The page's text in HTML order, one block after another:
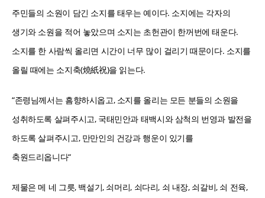
주민들의 소원이 담긴 소지를 태우는 예이다. 소지에는 각자의
생기와 소원을 적어 놓았으며 소지는 초헌관이 한꺼번에 태운다.
소지를 한 사람씩 올리면 시간이 너무 많이 걸리기 때문이다. 소지를
올릴 때에는 소지축(燒紙祝)을 읽는다.
“존령님께서는 흠향하시옵고, 소지를 올리는 모든 분들의 소원을
성취하도록 살펴주시고, 국태민안과 태백시와 삼척의 번영과 발전을
하도록 살펴주시고, 만만인의 건강과 행운이 있기를
축원드리옵니다“
제물은 메 네 그릇, 백설기, 쇠머리, 쇠다리, 쇠 내장, 쇠갈비, 쇠 전육,